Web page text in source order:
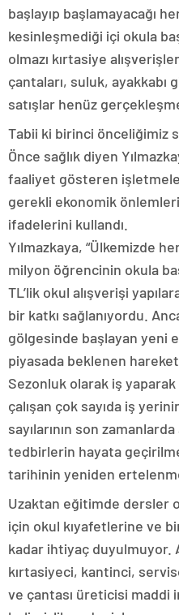
başlayıp başlamayacağı
kesinleşmediği içi okula
olmazı kırtasiye
çantaları, suluk,
satışlar henüz
Tabii ki birinci önceliğimiz
Önce sağlık diyen
faaliyet gösteren
gerekli ekonomik
ifadelerini kullandı.
Yılmazkaya, “Ülkemizde
milyon öğrencinin okula
TL’lik okul alışverişi
bir katkı sağlanıyordu.
gölgesinde başlayan yeni
piyasada beklenen
Sezonluk olarak iş
çalışan çok sayıda iş
sayılarının son
tedbirlerin hayata
tarihinin yeniden
Uzaktan eğitimde dersler
için okul kıyafetlerine ve
kadar ihtiyaç duyulmuyor.
kırtasiyeci, kantinci,
ve çantası üreticisi maddi